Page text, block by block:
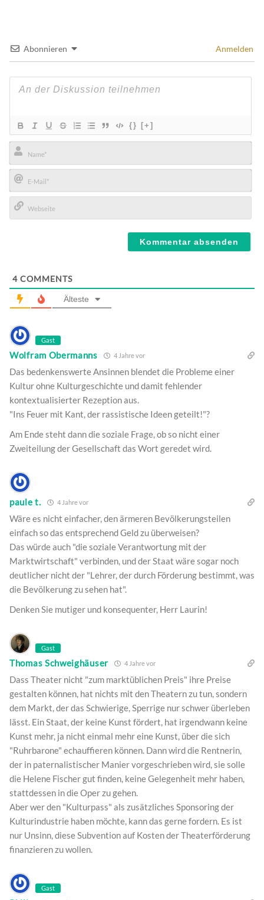
Abonnieren Anmelden
{} [+]
Name*
E-
Mail*
4 COMMENTS
Älteste
Gast
Wolfram Obermanns 4 Jahre vor
Das bedenkenswerte Ansinnen blendet die Probleme einer
Kultur ohne Kulturgeschichte und damit fehlender
kontextualisierter Rezeption aus.
"Ins Feuer mit Kant, der rassistische Ideen geteilt!"?
Am Ende steht dann die soziale Frage, ob so nicht einer
Zweiteilung der Gesellschaft das Wort geredet wird.
paule t. 4 Jahre vor
Wäre es nicht einfacher, den ärmeren Bevölkerungsteilen
einfach so das entsprechend Geld zu überweisen?
Das würde auch "die soziale Verantwortung mit der
Marktwirtschaft" verbinden, und der Staat wäre sogar noch
deutlicher nicht der "Lehrer, der durch Förderung bestimmt, was
die Bevölkerung zu sehen hat".
Denken Sie mutiger und konsequenter, Herr Laurin!
Gast
Thomas Schweighäuser 4 Jahre vor
Dass Theater nicht "zum marktüblichen Preis" ihre Preise
gestalten können, hat nichts mit den Theatern zu tun, sondern
dem Markt, der das Schwierige, Sperrige nur schwer überleben
lässt. Ein Staat, der keine Kunst fördert, hat irgendwann keine
Kunst mehr, ja nicht einmal mehr eine Kunst, über die sich
"Ruhrbarone" echauffieren können. Dann wird die Rentnerin,
der in paternalistischer Manier vorgeschrieben wird, sie solle
die Helene Fischer gut finden, keine Gelegenheit mehr haben,
stattdessen in die Oper zu gehen.
Aber wer den "Kulturpass" als zusätzliches Sponsoring der
Kulturindustrie haben möchte, kann das gerne fordern. Es ist
nur Unsinn, diese Subvention auf Kosten der Theaterförderung
finanzieren zu wollen.
Gast